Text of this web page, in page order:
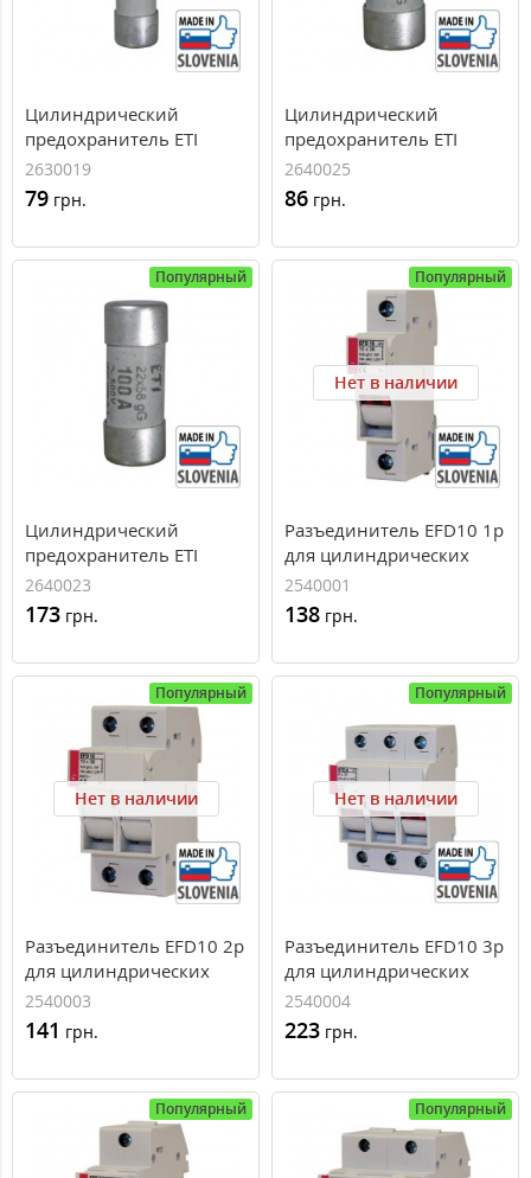
Цилиндрический
предохранитель ETI
серии CH14x51 gL/gG
(50А)
2630019
79 грн.
Цилиндрический
предохранитель ETI
серии CH22x58 gL/gG
(100А)
2640025
86 грн.
Популярный
Цилиндрический
предохранитель ETI
серии CH22x58 gL/gG
(80А)
2640023
173 грн.
Популярный
Нет в наличии
Разъединитель EFD10 1p
для цилиндрических
предохранителей
CH10x38
2540001
138 грн.
Популярный
Нет в наличии
Разъединитель EFD10 2p
для цилиндрических
предохранителей
CH10x38
2540003
141 грн.
Популярный
Нет в наличии
Разъединитель EFD10 3p
для цилиндрических
предохранителей
CH10x38
2540004
223 грн.
Популярный Популярный